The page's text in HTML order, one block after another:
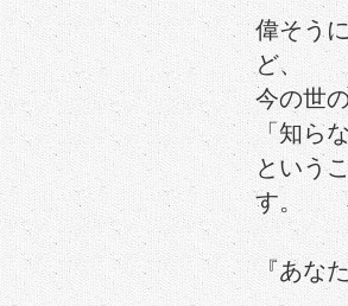
偉そう
ど、
今の世
「知ら
という
す。
『あな